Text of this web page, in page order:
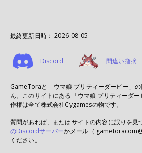
最終更新日時： 2026-08-05
Discord 間違い指摘
GameToraと「ウマ娘 プリティーダービー」
ん。このサイトにある「ウマ娘 プリティーダ
作権は全て株式会社Cygamesの物です。
質問があれば、またはサイトの内容に誤りを見
のDiscordサーバーかメール（
ください。